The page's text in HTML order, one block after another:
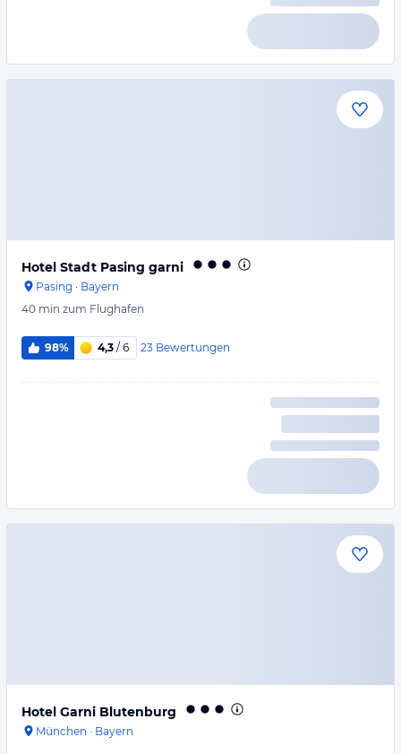
Hotel Stadt Pasing garni
Pasing · Bayern
40 min zum Flughafen
98% 4,3 / 6 23 Bewertungen
Hotel Garni Blutenburg
München · Bayern